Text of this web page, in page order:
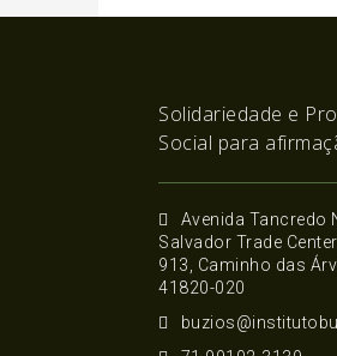
Solidariedade e
Social para
Avenida Tancredo
Salvador Trade
913, Caminho das
41820-020